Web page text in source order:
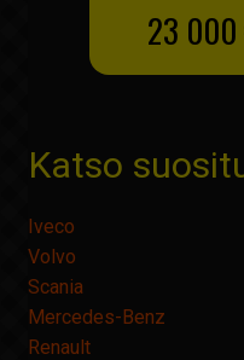
23
Katso
Iveco
Volvo
Scania
Mercedes-Benz
Renault